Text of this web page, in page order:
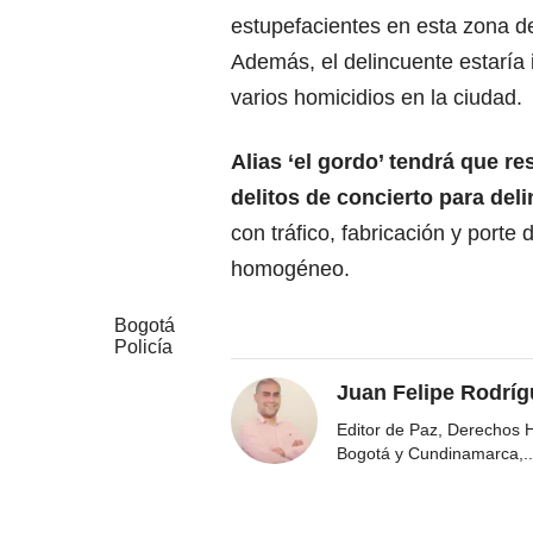
estupefacientes en esta zona
Además, el delincuente estaría
varios homicidios en la ciudad.
Alias ‘el gordo’ tendrá que
delitos de concierto para
con tráfico, fabricación y porte
homogéneo.
Bogotá
Policía
Juan Felipe
Editor de Paz, Derechos
Bogotá y Cundinamarca,